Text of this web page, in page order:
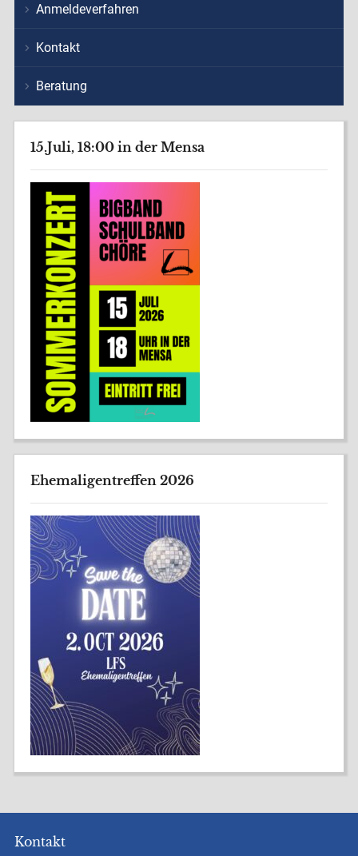
Anmeldeverfahren
Kontakt
Beratung
15.Juli, 18:00 in der Mensa
Ehemaligentreffen 2026
Kontakt